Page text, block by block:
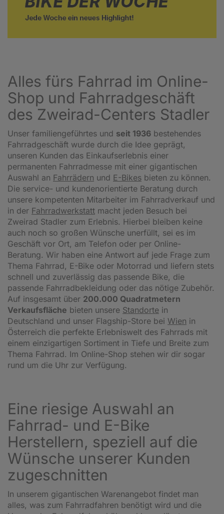
Alles fürs Fahrrad im Online-
Shop und Fahrradgeschäft
des Zweirad-Centers Stadler
Unser familiengeführtes und seit 1936 bestehendes
Fahrradgeschäft wurde durch die Idee geprägt,
unseren Kunden das Einkaufserlebnis einer
permanenten Fahrradmesse mit einer gigantischen
Auswahl an Fahrrädern und E-Bikes bieten zu können.
Die service- und kundenorientierte Beratung durch
unsere kompetenten Mitarbeiter im Fahrradverkauf und
in der Fahrradwerkstatt macht jeden Besuch bei
Zweirad Stadler zum Erlebnis. Hierbei bleiben keine
auch noch so großen Wünsche unerfüllt, sei es im
Geschäft vor Ort, am Telefon oder per Online-
Beratung. Wir haben eine Antwort auf jede Frage zum
Thema Fahrrad, E-Bike oder Motorrad und liefern stets
schnell und zuverlässig das passende Bike, die
passende Fahrradbekleidung oder das nötige Zubehör.
Auf insgesamt über 200.000 Quadratmetern
Verkaufsfläche bieten unsere Standorte in
Deutschland und unser Flagship-Store bei Wien in
Österreich die perfekte Erlebniswelt des Fahrrads mit
einem einzigartigen Sortiment in Tiefe und Breite zum
Thema Fahrrad. Im Online-Shop stehen wir dir sogar
rund um die Uhr zur Verfügung.
Eine riesige Auswahl an
Fahrrad- und E-Bike
Herstellern, speziell auf die
Wünsche unserer Kunden
zugeschnitten
In unserem gigantischen Warenangebot findet man
alles, was zum Fahrradfahren benötigt wird und die